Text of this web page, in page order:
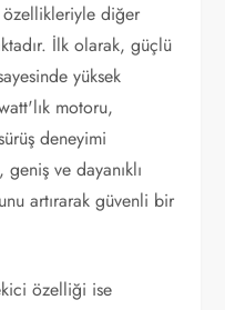
diğer
İlk olarak, güçlü
yüksek
motoru,
deneyimi
geniş ve dayanıklı
artırarak güvenli bir
özelliği ise